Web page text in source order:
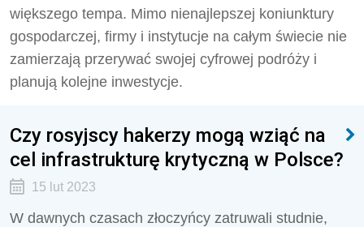
większego tempa. Mimo nienajlepszej koniunktury
gospodarczej, firmy i instytucje na całym świecie nie
zamierzają przerywać swojej cyfrowej podróży i
planują kolejne inwestycje.
Czy rosyjscy hakerzy mogą wziąć na
cel infrastrukturę krytyczną w Polsce?
15 lut 2023
W dawnych czasach złoczyńcy zatruwali studnie,